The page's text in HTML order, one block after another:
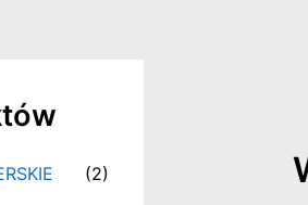
(2)